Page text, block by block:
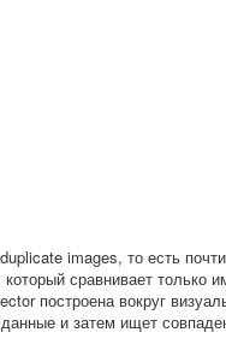
images, то есть почти
сравнивает только
построена вокруг
и затем ищет